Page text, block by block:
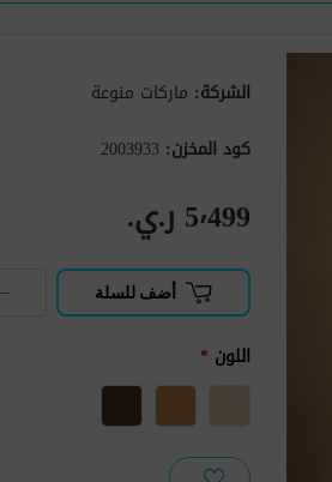
الشركة: ماركات منوعة
كود المخزن: 2003933
5٬499 ر.ي.‏
أضف للسلة
اللون *